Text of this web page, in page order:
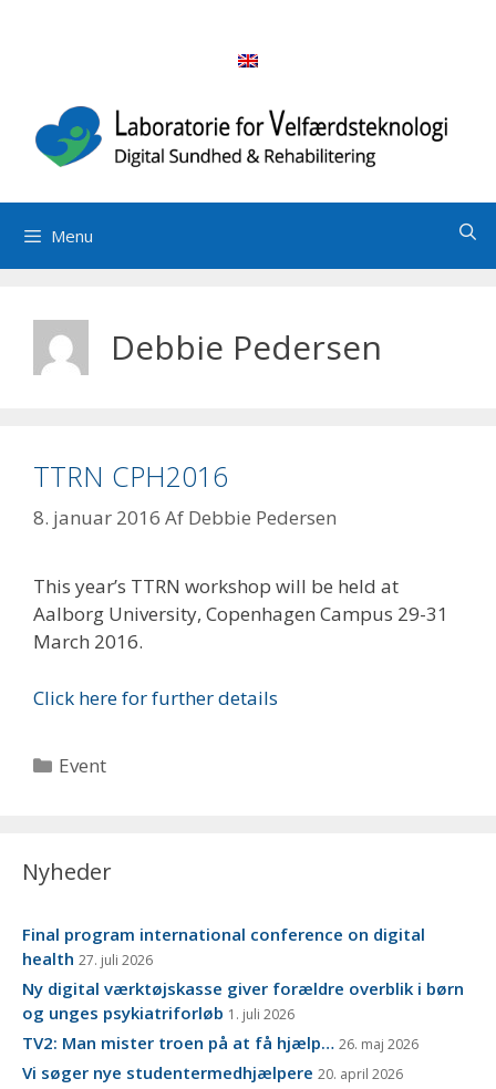
Menu
Debbie Pedersen
TTRN CPH2016
8. januar 2016 Af Debbie Pedersen
This year’s TTRN workshop will be held at
Aalborg University, Copenhagen Campus 29-31
March 2016.
Click here for further details
Kategorier
Event
Nyheder
Final program international conference on digital
health 27. juli 2026
Ny digital værktøjskasse giver forældre overblik i børn
og unges psykiatriforløb 1. juli 2026
TV2: Man mister troen på at få hjælp… 26. maj 2026
Vi søger nye studentermedhjælpere 20. april 2026